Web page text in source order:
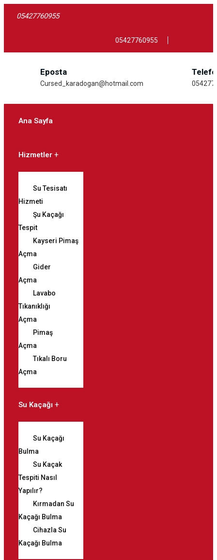
05427760955
05427760955
Eposta
Cursed_karadogan@hotmail.com
Ana Sayfa
Hizmetler
Su Tesisatı
Hizmeti
Şu Kaçağı
Tespit
Kayseri Pimaş
Açma
Gider
Açma
Lavabo
Tıkanıklığı
Açma
Pimaş
Açma
Tıkalı Boru
Açma
Su Kaçağı
Su Kaçağı
Bulma
Su Kaçak
Tespiti Nasıl
Yapılır?
Kırmadan Su
Kaçağı Bulma
Cihazla Su
Kaçağı Bulma